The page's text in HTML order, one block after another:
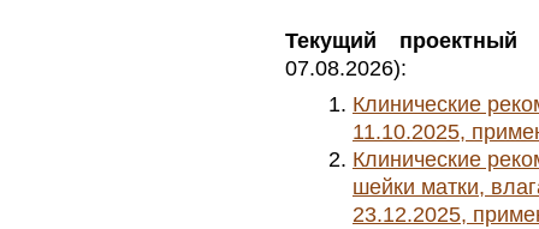
Текущий проектный
07.08.2026):
Клинические
11.10.2025,
Клинические
шейки матки,
23.12.2025,